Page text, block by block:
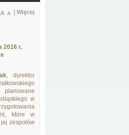
Więcej
A A
2016 r.
, dyrektor
planowane
w
które w
zespołów